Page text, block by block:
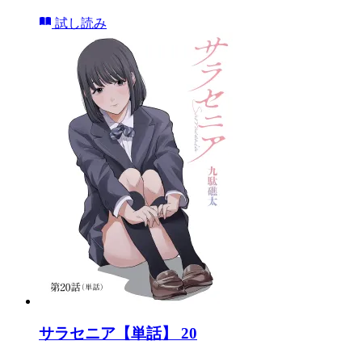
試し読み
サラセニア【単話】 20